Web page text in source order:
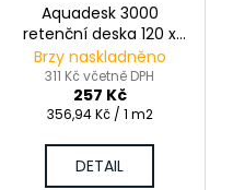
Aquadesk 3000
retenční deska 120 x
60 x 3 cm
Brzy naskladněno
311 Kč včetně DPH
257 Kč
Měrná
356,94 Kč / 1 m2
DETAIL